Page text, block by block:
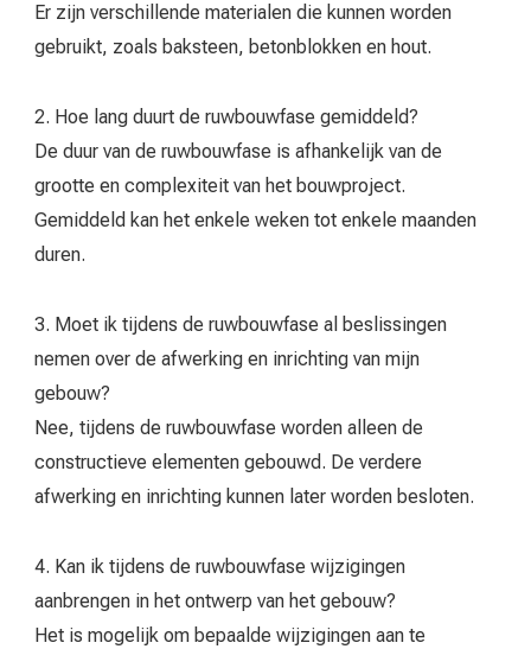
Er zijn verschillende materialen die kunnen worden
gebruikt, zoals baksteen, betonblokken en hout.
2. Hoe lang duurt de ruwbouwfase gemiddeld?
De duur van de ruwbouwfase is afhankelijk van de
grootte en complexiteit van het bouwproject.
Gemiddeld kan het enkele weken tot enkele maanden
duren.
3. Moet ik tijdens de ruwbouwfase al beslissingen
nemen over de afwerking en inrichting van mijn
gebouw?
Nee, tijdens de ruwbouwfase worden alleen de
constructieve elementen gebouwd. De verdere
afwerking en inrichting kunnen later worden besloten.
4. Kan ik tijdens de ruwbouwfase wijzigingen
aanbrengen in het ontwerp van het gebouw?
Het is mogelijk om bepaalde wijzigingen aan te